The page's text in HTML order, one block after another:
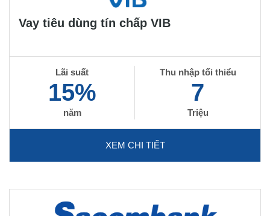
Vay tiêu dùng tín chấp VIB
Lãi suất
15%
năm
Thu nhập tối thiểu
7
Triệu
XEM CHI TIẾT